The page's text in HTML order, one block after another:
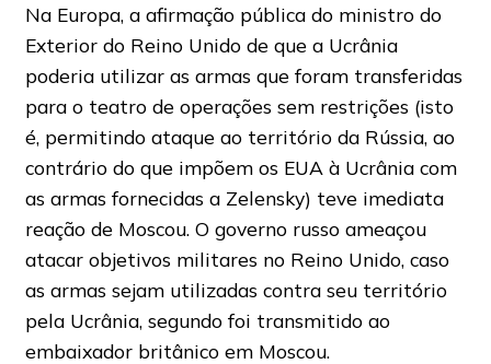
Na Europa, a afirmação pública do ministro do
Exterior do Reino Unido de que a Ucrânia
poderia utilizar as armas que foram transferidas
para o teatro de operações sem restrições (isto
é, permitindo ataque ao território da Rússia, ao
contrário do que impõem os EUA à Ucrânia com
as armas fornecidas a Zelensky) teve imediata
reação de Moscou. O governo russo ameaçou
atacar objetivos militares no Reino Unido, caso
as armas sejam utilizadas contra seu território
pela Ucrânia, segundo foi transmitido ao
embaixador britânico em Moscou.